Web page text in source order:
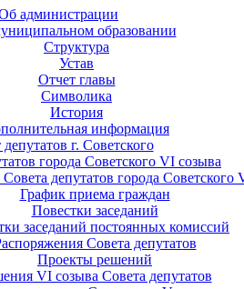
администрации
образовании
Структура
Устав
Отчет главы
Символика
История
информация
г. Советского
города Советского VI созыва
депутатов города Советского
График приема граждан
Повестки заседаний
заседаний постоянных комиссий
Совета депутатов
Проекты решений
VI созыва Совета депутатов